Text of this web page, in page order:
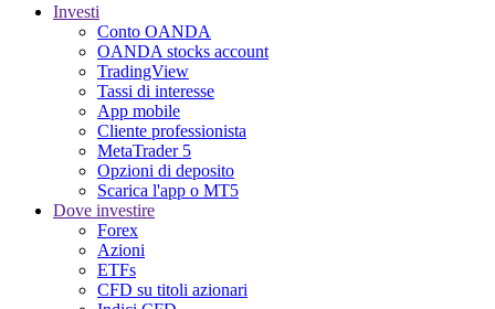
Investi
Conto OANDA
OANDA stocks account
TradingView
Tassi di interesse
App mobile
Cliente professionista
MetaTrader 5
Opzioni di deposito
Scarica l'app o MT5
Dove investire
Forex
Azioni
ETFs
CFD su titoli azionari